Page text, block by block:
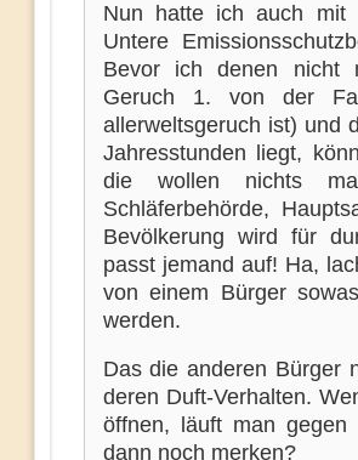
Nun hatte ich auch mit
Untere
Bevor ich denen nicht
Geruch 1. von der
allerweltsgeruch ist) und
Jahresstunden liegt,
die wollen nichts
Schläferbehörde,
Bevölkerung wird für
passt jemand auf! Ha,
von einem Bürger
werden.
Das die anderen Bürger
deren Duft-Verhalten.
öffnen, läuft man
dann noch merken?